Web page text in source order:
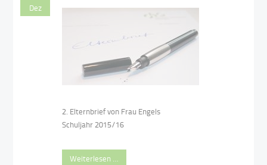
Dez
2. Elternbrief von Frau Engels
Schuljahr 2015/16
Weiterlesen …